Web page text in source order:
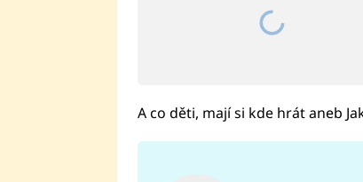
A co děti, mají si kde hrát aneb